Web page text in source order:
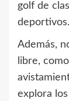
golf de
deportivos.
Además,
libre,
explora